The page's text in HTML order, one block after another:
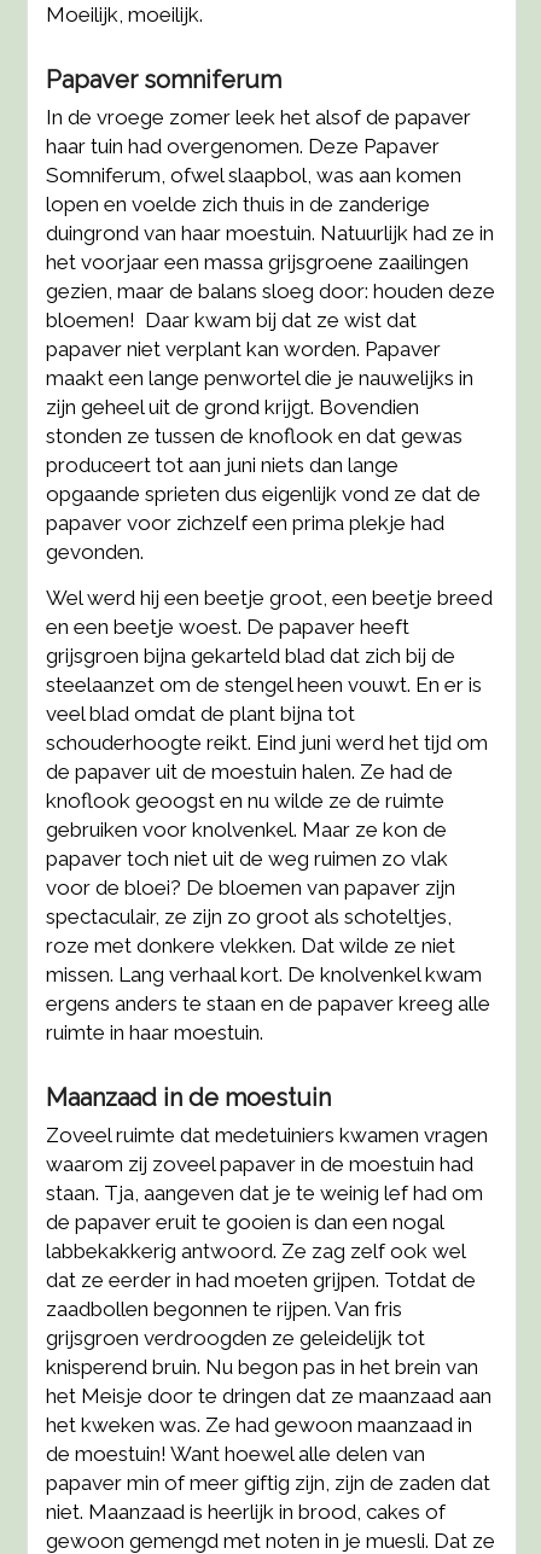
Moeilijk, moeilijk.
Papaver somniferum
In de vroege zomer leek het alsof de papaver
haar tuin had overgenomen. Deze Papaver
Somniferum, ofwel slaapbol, was aan komen
lopen en voelde zich thuis in de zanderige
duingrond van haar moestuin. Natuurlijk had ze in
het voorjaar een massa grijsgroene zaailingen
gezien, maar de balans sloeg door: houden deze
bloemen! Daar kwam bij dat ze wist dat
papaver niet verplant kan worden. Papaver
maakt een lange penwortel die je nauwelijks in
zijn geheel uit de grond krijgt. Bovendien
stonden ze tussen de knoflook en dat gewas
produceert tot aan juni niets dan lange
opgaande sprieten dus eigenlijk vond ze dat de
papaver voor zichzelf een prima plekje had
gevonden.
Wel werd hij een beetje groot, een beetje breed
en een beetje woest. De papaver heeft
grijsgroen bijna gekarteld blad dat zich bij de
steelaanzet om de stengel heen vouwt. En er is
veel blad omdat de plant bijna tot
schouderhoogte reikt. Eind juni werd het tijd om
de papaver uit de moestuin halen. Ze had de
knoflook geoogst en nu wilde ze de ruimte
gebruiken voor knolvenkel. Maar ze kon de
papaver toch niet uit de weg ruimen zo vlak
voor de bloei? De bloemen van papaver zijn
spectaculair, ze zijn zo groot als schoteltjes,
roze met donkere vlekken. Dat wilde ze niet
missen. Lang verhaal kort. De knolvenkel kwam
ergens anders te staan en de papaver kreeg alle
ruimte in haar moestuin.
Maanzaad in de moestuin
Zoveel ruimte dat medetuiniers kwamen vragen
waarom zij zoveel papaver in de moestuin had
staan. Tja, aangeven dat je te weinig lef had om
de papaver eruit te gooien is dan een nogal
labbekakkerig antwoord. Ze zag zelf ook wel
dat ze eerder in had moeten grijpen. Totdat de
zaadbollen begonnen te rijpen. Van fris
grijsgroen verdroogden ze geleidelijk tot
knisperend bruin. Nu begon pas in het brein van
het Meisje door te dringen dat ze maanzaad aan
het kweken was. Ze had gewoon maanzaad in
de moestuin! Want hoewel alle delen van
papaver min of meer giftig zijn, zijn de zaden dat
niet. Maanzaad is heerlijk in brood, cakes of
gewoon gemengd met noten in je muesli. Dat ze